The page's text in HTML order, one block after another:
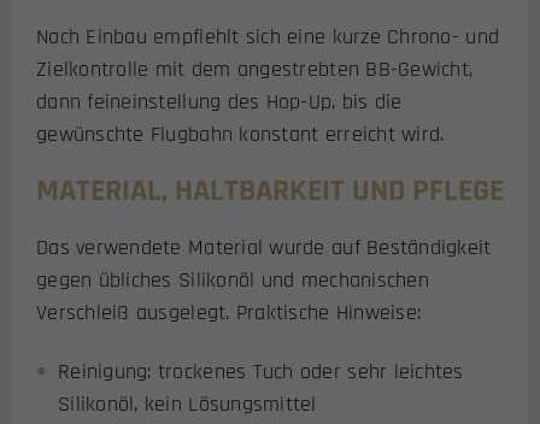
Nach Einbau empfiehlt sich eine kurze Chrono- und
Zielkontrolle mit dem angestrebten BB-Gewicht,
dann feineinstellung des Hop-Up, bis die
gewünschte Flugbahn konstant erreicht wird.
MATERIAL, HALTBARKEIT UND PFLEGE
Das verwendete Material wurde auf Beständigkeit
gegen übliches Silikonöl und mechanischen
Verschleiß ausgelegt. Praktische Hinweise:
Reinigung: trockenes Tuch oder sehr leichtes
Silikonöl, kein Lösungsmittel